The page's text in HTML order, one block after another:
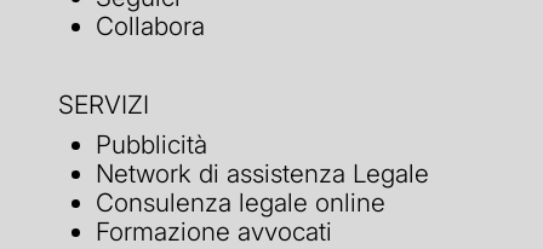
Collabora
SERVIZI
Pubblicità
Network di assistenza Legale
Consulenza legale online
Formazione avvocati